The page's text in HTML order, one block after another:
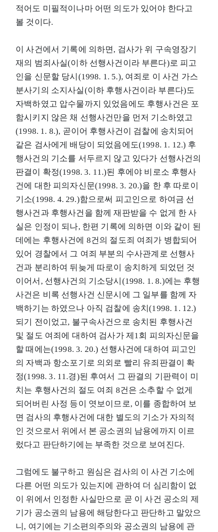
적어도 미필적이나마 어떤 의도가 있어야 한다고
볼 것이다.
이 사건에서 기록에 의하면, 검사가 위 구속영장기
재의 범죄사실(이하 선행사건이라 부른다)로 피고
인을 신문할 당시(1998. 1. 5.), 여죄로 이 사건 가스
분사기의 소지사실(이하 후행사건이라 부른다)도
자백하였고 압수물까지 있었음에도 후행사건은 포
함시키지 않은 채 선행사건만을 먼저 기소하였고
(1998. 1. 8.), 곧이어 후행사건이 검찰에 송치되어
같은 검사에게 배당이 되었음에도(1998. 1. 12.) 후
행사건의 기소를 서두르지 않고 있다가 선행사건의
판결이 확정(1998. 3. 11.)된 후에야 비로소 후행사
건에 대한 피의자신문(1998. 3. 20.)을 한 후 따로이
기소(1998. 4. 29.)함으로써 피고인으로 하여금 선
행사건과 후행사건을 함께 재판받을 수 없게 한 사
실은 인정이 되나, 한편 기록에 의하면 이와 같이 된
데에는 후행사건에 8건의 절도죄 여죄가 병합되어
있어 경찰에서 그 여죄 부분의 수사관계로 선행사
건과 분리하여 뒤늦게 따로이 송치하게 되었던 것
이어서, 선행사건의 기소당시(1998. 1. 8.)에는 후행
사건은 비록 선행사건 신문시에 그 일부를 함께 자
백하기는 하였으나 아직 검찰에 송치(1998. 1. 12.)
되기 전이었고, 불구속사건으로 송치된 후행사건
및 절도 여죄에 대하여 검사가 제1회 피의자신문을
할 때에는(1998. 3. 20.) 선행사건에 대하여 피고인
의 자백과 항소포기로 의외로 빨리 유죄판결이 확
정(1998. 3. 11.경)된 후여서 그 판결의 기판력이 미
치는 후행사건의 절도 여죄 8건은 소추할 수 없게
되어버린 사정 등이 엿보이므로, 이를 종합하여 보
면 검사의 후행사건에 대한 별도의 기소가 자의적
인 것으로서 위에서 본 공소권의 남용에까지 이르
렀다고 판단하기에는 부족한 것으로 보여진다.
그럼에도 불구하고 원심은 검사의 이 사건 기소에
다른 어떤 의도가 있는지에 관하여 더 심리함이 없
이 위에서 인정한 사실만으로 곧 이 사건 공소의 제
기가 공소권의 남용에 해당한다고 판단하고 말았으
니, 여기에는 기소편의주의와 공소권의 남용에 관